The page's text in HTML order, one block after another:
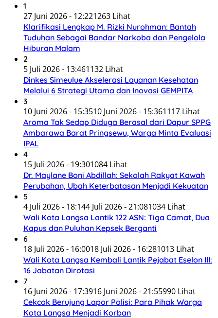
1
27 Juni 2026 - 12:221263 Lihat
Klarifikasi Lengkap M. Rizki Nurohman: Bantah
Tuduhan Sebagai Bandar Narkoba dan Pengelola
Hiburan Malam
2
5 Juli 2026 - 13:461132 Lihat
Dinkes Simeulue Akselerasi Layanan Kesehatan
Melalui 6 Strategi Utama dan Inovasi GEMPITA
3
10 Juni 2026 - 15:3510 Juni 2026 - 15:361117 Lihat
Aroma Tak Sedap Diduga Berasal dari Dapur SPPG
Ambarawa Barat Pringsewu, Warga Minta Evaluasi
IPAL
4
15 Juli 2026 - 19:301084 Lihat
Dr. Maylane Boni Abdillah: Sekolah Rakyat Kawah
Perubahan, Ubah Keterbatasan Menjadi Kekuatan
5
4 Juli 2026 - 18:144 Juli 2026 - 21:081034 Lihat
Wali Kota Langsa Lantik 122 ASN: Tiga Camat, Dua
Kapus dan Puluhan Kepsek Berganti
6
18 Juli 2026 - 16:0018 Juli 2026 - 16:281013 Lihat
Wali Kota Langsa Kembali Lantik Pejabat Eselon III:
16 Jabatan Dirotasi
7
16 Juni 2026 - 17:3916 Juni 2026 - 21:55990 Lihat
Cekcok Berujung Lapor Polisi: Para Pihak Warga
Kota Langsa Menjadi Korban